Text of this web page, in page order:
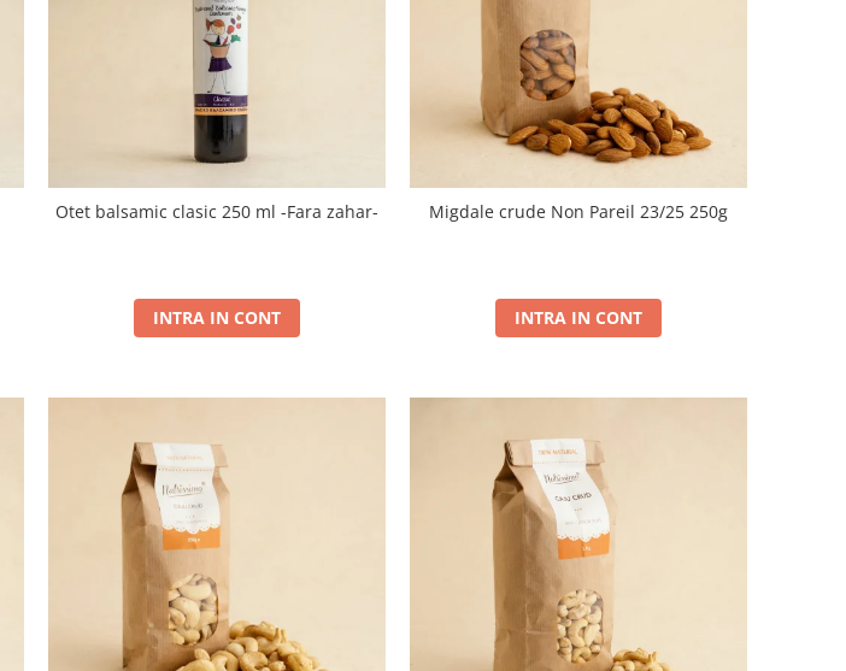
Otet balsamic clasic 250 ml -Fara zahar-
INTRA IN CONT
Migdale crude Non Pareil 23/25 250g
INTRA IN CONT